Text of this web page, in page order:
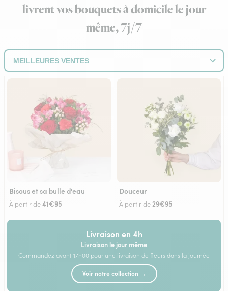
livrent vos bouquets à domicile le jour
même, 7j/7
Bisous et sa bulle d'eau
À partir de41€95
Douceur
À partir de 29€95
Livraison en 4h
Livraison le jour même
Commandez avant 17h00 pour une livraison de fleurs dans la journée
Voir notre collection →